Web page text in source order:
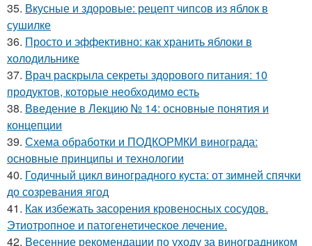
35. Вкусные и здоровые: рецепт чипсов из яблок в
сушилке
36. Просто и эффективно: как хранить яблоки в
холодильнике
37. Врач раскрыла секреты здорового питания: 10
продуктов, которые необходимо есть
38. Введение в Лекцию № 14: основные понятия и
концепции
39. Схема обработки и ПОДКОРМКИ винограда:
основные принципы и технологии
40. Годичный цикл виноградного куста: от зимней спячки
до созревания ягод
41. Как избежать засорения кровеносных сосудов.
Этиотропное и патогенетическое лечение.
42. Весенние рекомендации по уходу за виноградником